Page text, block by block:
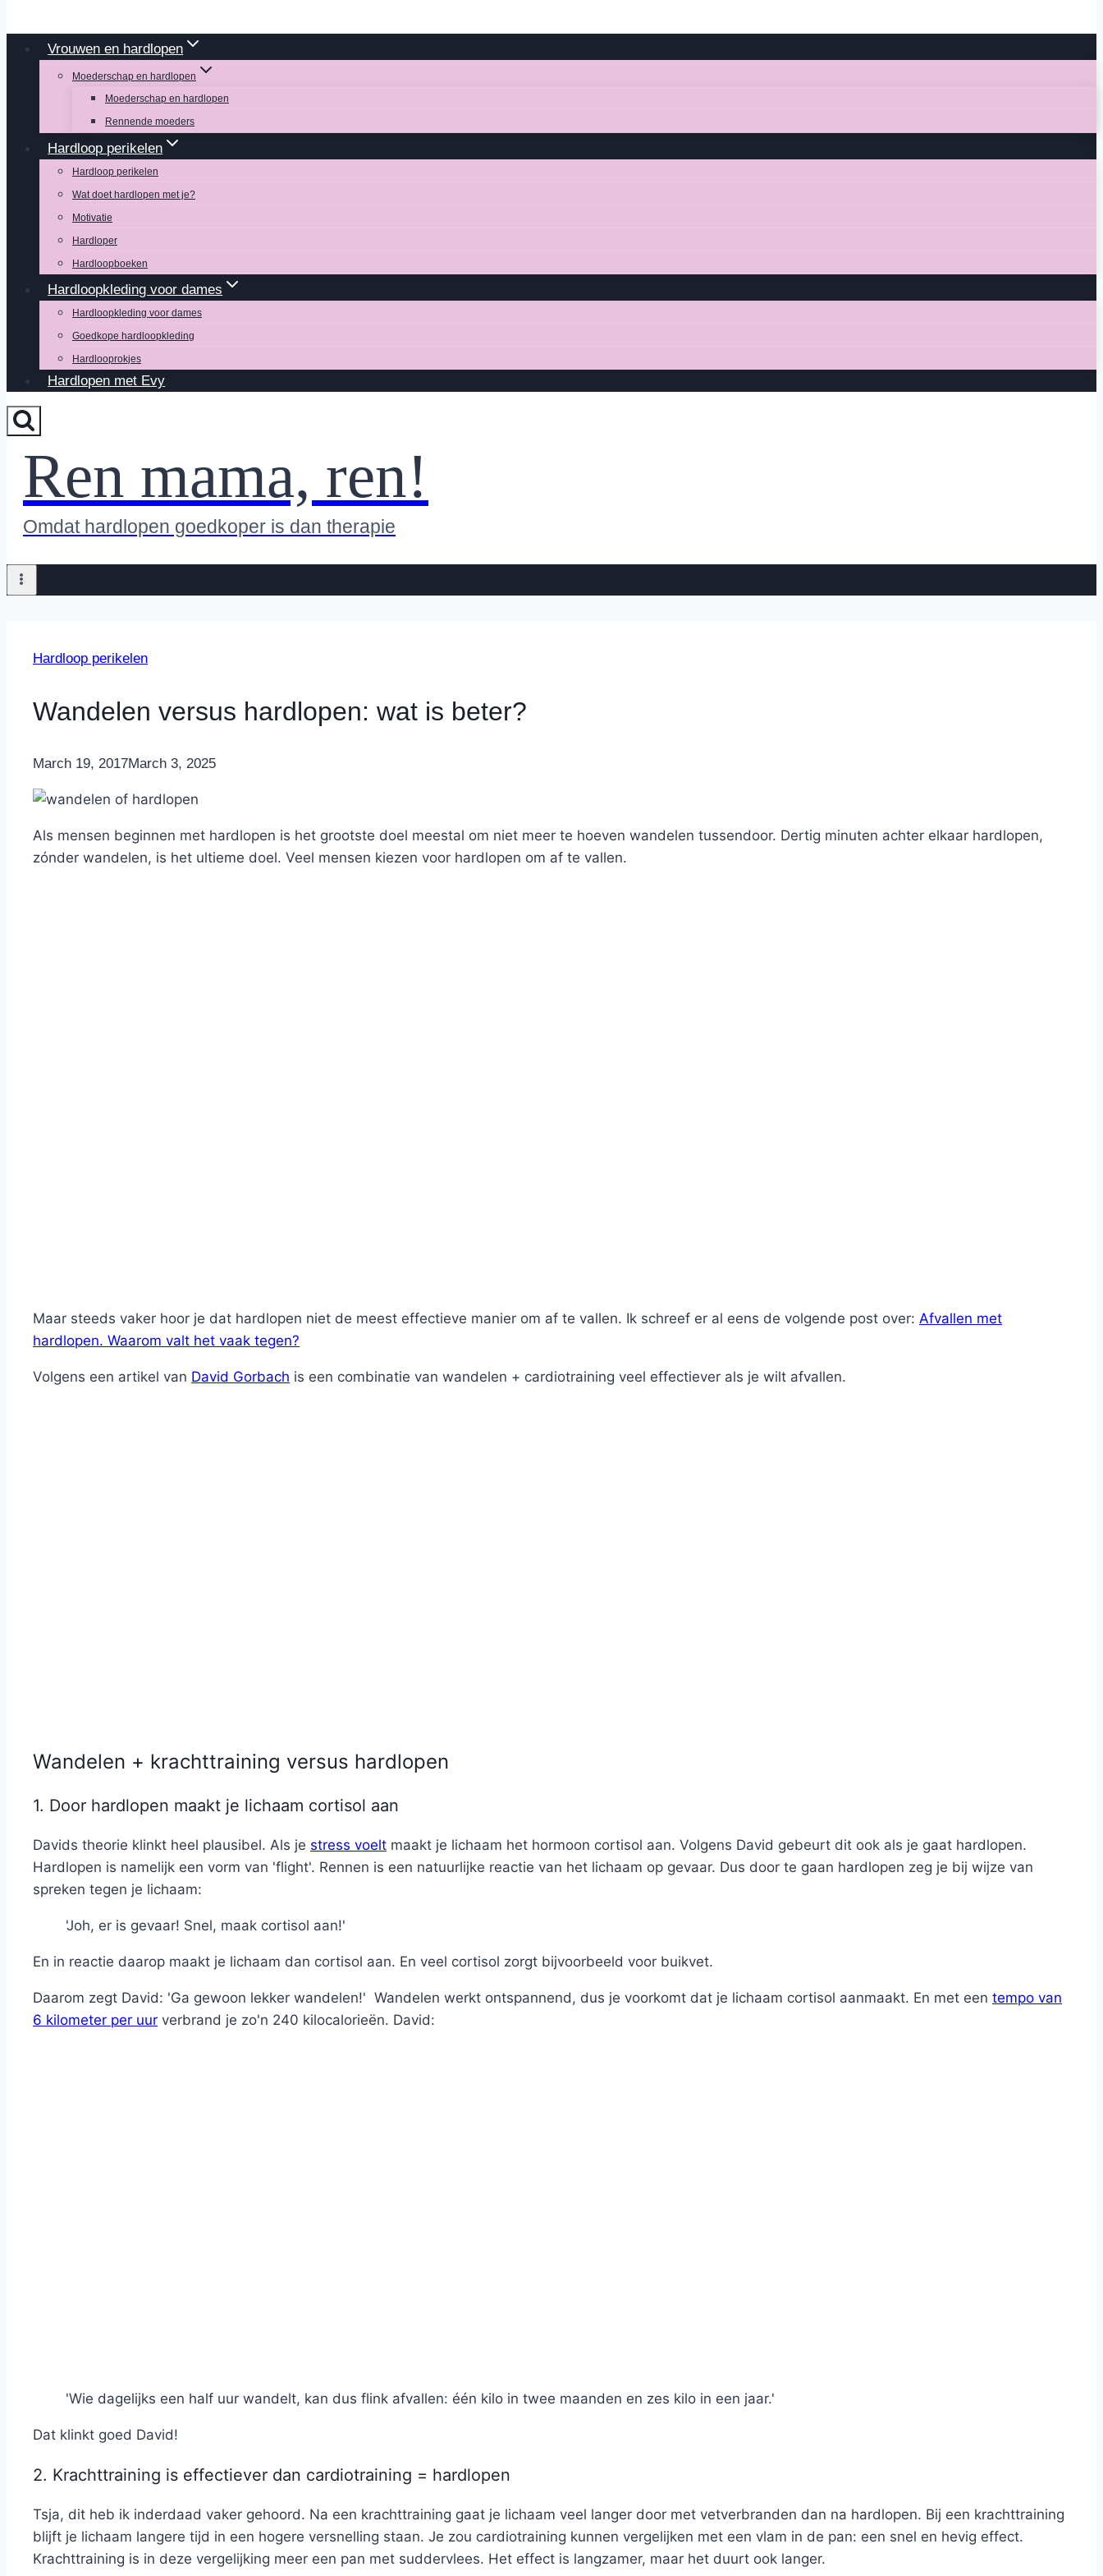
Vrouwen en hardlopen
Moederschap en hardlopen
Moederschap en hardlopen
Rennende moeders
Hardloop perikelen
Hardloop perikelen
Wat doet hardlopen met je?
Motivatie
Hardloper
Hardloopboeken
Hardloopkleding voor dames
Hardloopkleding voor dames
Goedkope hardloopkleding
Hardlooprokjes
Hardlopen met Evy
Ren mama, ren!
Omdat hardlopen goedkoper is dan therapie
Hardloop perikelen
Wandelen versus hardlopen: wat is beter?
ByNicole
March 19, 2017March 3, 2025
Als mensen beginnen met hardlopen is het grootste doel meestal om niet meer te hoeven wandelen tussendoor. Dertig minuten achter elkaar hardlopen,
zónder wandelen, is het ultieme doel. Veel mensen kiezen voor hardlopen om af te vallen.
Maar steeds vaker hoor je dat hardlopen niet de meest effectieve manier om af te vallen. Ik schreef er al eens de volgende post over: Afvallen met
hardlopen. Waarom valt het vaak tegen?
Volgens een artikel van David Gorbach is een combinatie van wandelen + cardiotraining veel effectiever als je wilt afvallen.
Wandelen + krachttraining versus hardlopen
1. Door hardlopen maakt je lichaam cortisol aan
Davids theorie klinkt heel plausibel. Als je stress voelt maakt je lichaam het hormoon cortisol aan. Volgens David gebeurt dit ook als je gaat hardlopen.
Hardlopen is namelijk een vorm van 'flight'. Rennen is een natuurlijke reactie van het lichaam op gevaar. Dus door te gaan hardlopen zeg je bij wijze van
spreken tegen je lichaam:
'Joh, er is gevaar! Snel, maak cortisol aan!'
En in reactie daarop maakt je lichaam dan cortisol aan. En veel cortisol zorgt bijvoorbeeld voor buikvet.
Daarom zegt David: 'Ga gewoon lekker wandelen!' Wandelen werkt ontspannend, dus je voorkomt dat je lichaam cortisol aanmaakt. En met een tempo van
6 kilometer per uur verbrand je zo'n 240 kilocalorieën. David:
'Wie dagelijks een half uur wandelt, kan dus flink afvallen: één kilo in twee maanden en zes kilo in een jaar.'
Dat klinkt goed David!
2. Krachttraining is effectiever dan cardiotraining = hardlopen
Tsja, dit heb ik inderdaad vaker gehoord. Na een krachttraining gaat je lichaam veel langer door met vetverbranden dan na hardlopen. Bij een krachttraining
blijft je lichaam langere tijd in een hogere versnelling staan. Je zou cardiotraining kunnen vergelijken met een vlam in de pan: een snel en hevig effect.
Krachttraining is in deze vergelijking meer een pan met suddervlees. Het effect is langzamer, maar het duurt ook langer.